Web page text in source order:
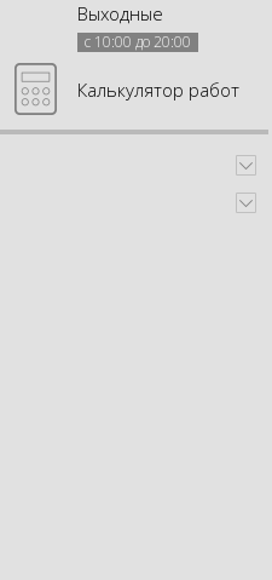
Выходные
с 10:00 до 20:00
Калькулятор работ